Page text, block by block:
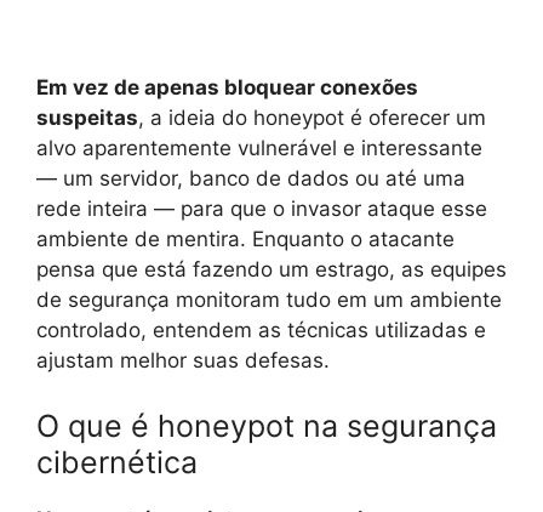
Em vez de apenas bloquear conexões
suspeitas, a ideia do honeypot é oferecer um
alvo aparentemente vulnerável e interessante
— um servidor, banco de dados ou até uma
rede inteira — para que o invasor ataque esse
ambiente de mentira. Enquanto o atacante
pensa que está fazendo um estrago, as equipes
de segurança monitoram tudo em um ambiente
controlado, entendem as técnicas utilizadas e
ajustam melhor suas defesas.
O que é honeypot na segurança
cibernética